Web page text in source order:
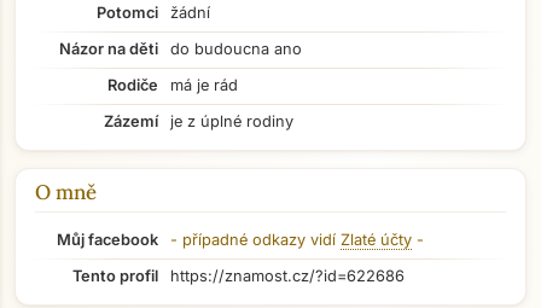
Potomci
žádní
Názor na děti
do budoucna ano
Rodiče
má je rád
Zázemí
je z úplné rodiny
O mně
Můj facebook - případné odkazy vidí Zlaté účty -
Tento profil
https://znamost.cz/?id=622686